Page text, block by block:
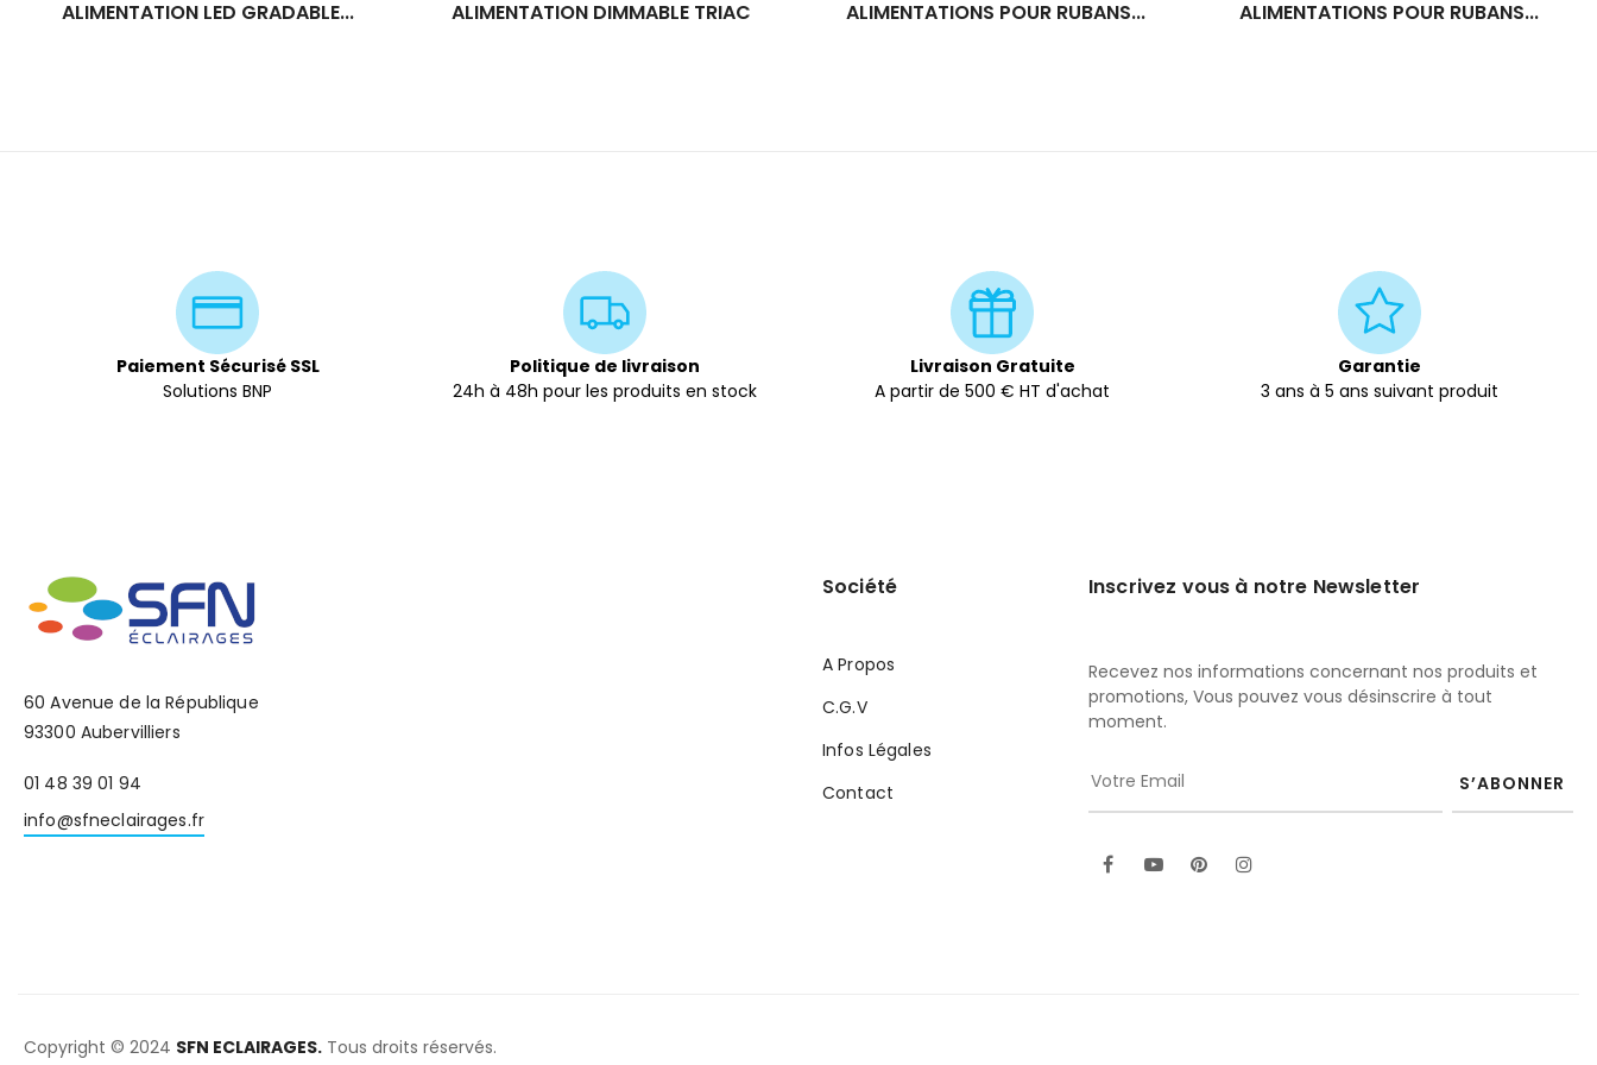
ALIMENTATION LED GRADABLE... ALIMENTATION DIMMABLE TRIAC ALIMENTATIONS POUR RUBANS... ALIMENTATIONS POUR RUBANS...
Paiement Sécurisé SSL
Solutions BNP
Politique de livraison
24h à 48h pour les produits en stock
Livraison Gratuite
A partir de 500 € HT d'achat
Garantie
3 ans à 5 ans suivant produit
60 Avenue de la République
93300 Aubervilliers
01 48 39 01 94
info@sfneclairages.fr
Société
A Propos
C.G.V
Infos Légales
Contact
Inscrivez vous à notre Newsletter
Recevez nos informations concernant nos produits et
promotions, Vous pouvez vous désinscrire à tout
moment.
S’ABONNER
FacebookYouTubePinterest
Copyright © 2024 SFN ECLAIRAGES. Tous droits réservés.